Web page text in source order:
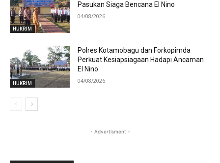
HUKRIM
Pasukan Siaga Bencana El Nino
04/08/2026
HUKRIM
Polres Kotamobagu dan Forkopimda
Perkuat Kesiapsiagaan Hadapi Ancaman
El Nino
04/08/2026
- Advertisment -